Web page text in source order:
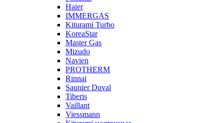
Haier
IMMERGAS
Kiturami Turbo
KoreaStar
Master Gas
Mizudo
Navien
PROTHERM
Rinnai
Saunier Duval
Tiberis
Vaillant
Viessmann